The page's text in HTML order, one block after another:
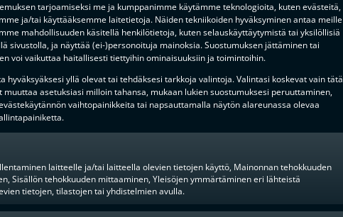
tarjoamiseksi me ja kumppanimme käytämme teknologioita, kuten evästeitä,
ja/tai käyttääksemme laitetietoja. Näiden tekniikoiden hyväksyminen antaa meille
mahdollisuuden käsitellä henkilötietoja, kuten selauskäyttäytymistä tai yksilöllisiä
sivustolla, ja näyttää (ei-)personoituja mainoksia. Suostumuksen jättäminen tai
voi vaikuttaa haitallisesti tiettyihin ominaisuuksiin ja toimintoihin.
hyväksyäksesi yllä olevat tai tehdäksesi tarkkoja valintoja. Valintasi koskevat vain tätä
muuttaa asetuksiasi milloin tahansa, mukaan lukien suostumuksesi peruuttaminen,
vaihtopainikkeita tai napsauttamalla näytön alareunassa olevaa
laitteelle ja/tai laitteella olevien tietojen käyttö, Mainonnan tehokkuuden
Sisällön tehokkuuden mittaaminen, Yleisöjen ymmärtäminen eri lähteistä
tietojen, tilastojen tai yhdistelmien avulla.